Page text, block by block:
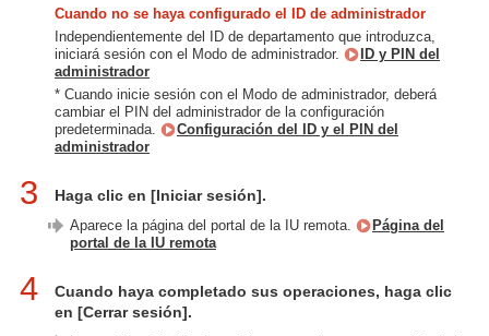
Cuando no se haya configurado el ID de administrador
Independientemente del ID de departamento que introduzca,
iniciará sesión con el Modo de administrador.
ID y PIN del
administrador
* Cuando inicie sesión con el Modo de administrador, deberá
cambiar el PIN del administrador de la configuración
predeterminada.
Configuración del ID y el PIN del
administrador
3 Haga clic en [Iniciar sesión].
Aparece la página del portal de la IU remota.
Página del
portal de la IU remota
4
Cuando haya completado sus operaciones, haga clic
en [Cerrar sesión].